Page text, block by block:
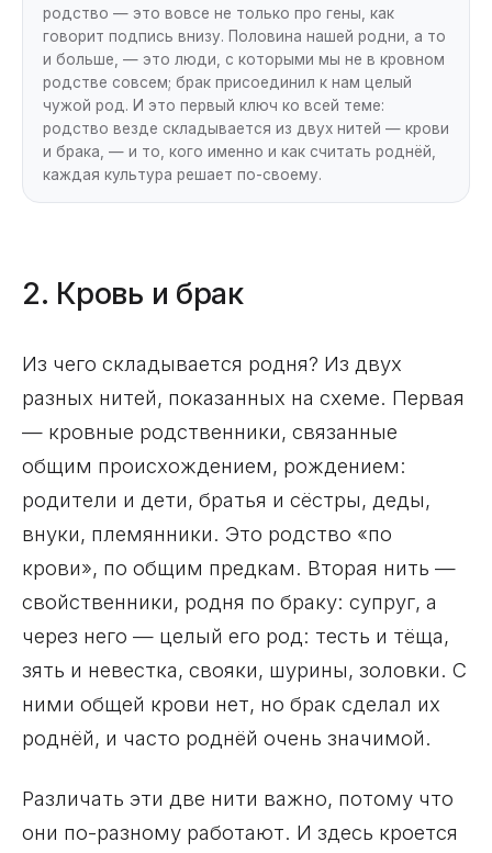
родство — это вовсе не только про гены, как
говорит подпись внизу. Половина нашей родни, а то
и больше, — это люди, с которыми мы не в кровном
родстве совсем; брак присоединил к нам целый
чужой род. И это первый ключ ко всей теме:
родство везде складывается из двух нитей — крови
и брака, — и то, кого именно и как считать роднёй,
каждая культура решает по-своему.
2. Кровь и брак
Из чего складывается родня? Из двух
разных нитей, показанных на схеме. Первая
— кровные родственники, связанные
общим происхождением, рождением:
родители и дети, братья и сёстры, деды,
внуки, племянники. Это родство «по
крови», по общим предкам. Вторая нить —
свойственники, родня по браку: супруг, а
через него — целый его род: тесть и тёща,
зять и невестка, свояки, шурины, золовки. С
ними общей крови нет, но брак сделал их
роднёй, и часто роднёй очень значимой.
Различать эти две нити важно, потому что
они по-разному работают. И здесь кроется